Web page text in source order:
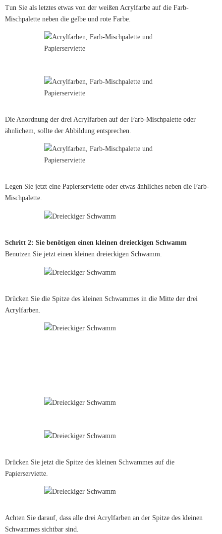
Tun Sie als letztes etwas von der weißen Acrylfarbe auf die Farb-
Mischpalette neben die gelbe und rote Farbe.
Die Anordnung der drei Acrylfarben auf der Farb-Mischpalette oder
ähnlichem, sollte der Abbildung entsprechen.
Legen Sie jetzt eine Papierserviette oder etwas änhliches neben die Farb-
Mischpalette.
Schritt 2: Sie benötigen einen kleinen dreieckigen Schwamm
Benutzen Sie jetzt einen kleinen dreieckigen Schwamm.
Drücken Sie die Spitze des kleinen Schwammes in die Mitte der drei
Acrylfarben.
Drücken Sie jetzt die Spitze des kleinen Schwammes auf die
Papierserviette.
Achten Sie darauf, dass alle drei Acrylfarben an der Spitze des kleinen
Schwammes sichtbar sind.